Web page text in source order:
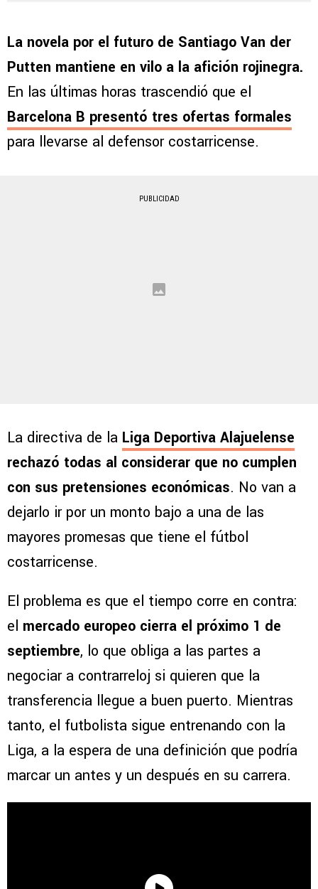
La novela por el futuro de Santiago Van der
Putten mantiene en vilo a la afición rojinegra.
En las últimas horas trascendió que el
Barcelona B presentó tres ofertas formales
para llevarse al defensor costarricense.
PUBLICIDAD
La directiva de la Liga Deportiva Alajuelense
rechazó todas al considerar que no cumplen
con sus pretensiones económicas. No van a
dejarlo ir por un monto bajo a una de las
mayores promesas que tiene el fútbol
costarricense.
El problema es que el tiempo corre en contra:
el mercado europeo cierra el próximo 1 de
septiembre, lo que obliga a las partes a
negociar a contrarreloj si quieren que la
transferencia llegue a buen puerto. Mientras
tanto, el futbolista sigue entrenando con la
Liga, a la espera de una definición que podría
marcar un antes y un después en su carrera.